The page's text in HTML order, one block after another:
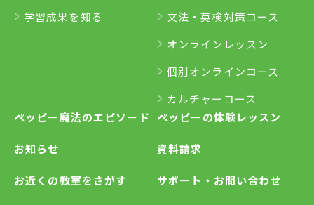
学習成果を知る
文法・英検対策コース
オンラインレッスン
個別オンラインコース
カルチャーコース
ペッピー魔法のエピソード
お知らせ
お近くの教室をさがす
ペッピーの体験レッスン
資料請求
サポート・お問い合わせ